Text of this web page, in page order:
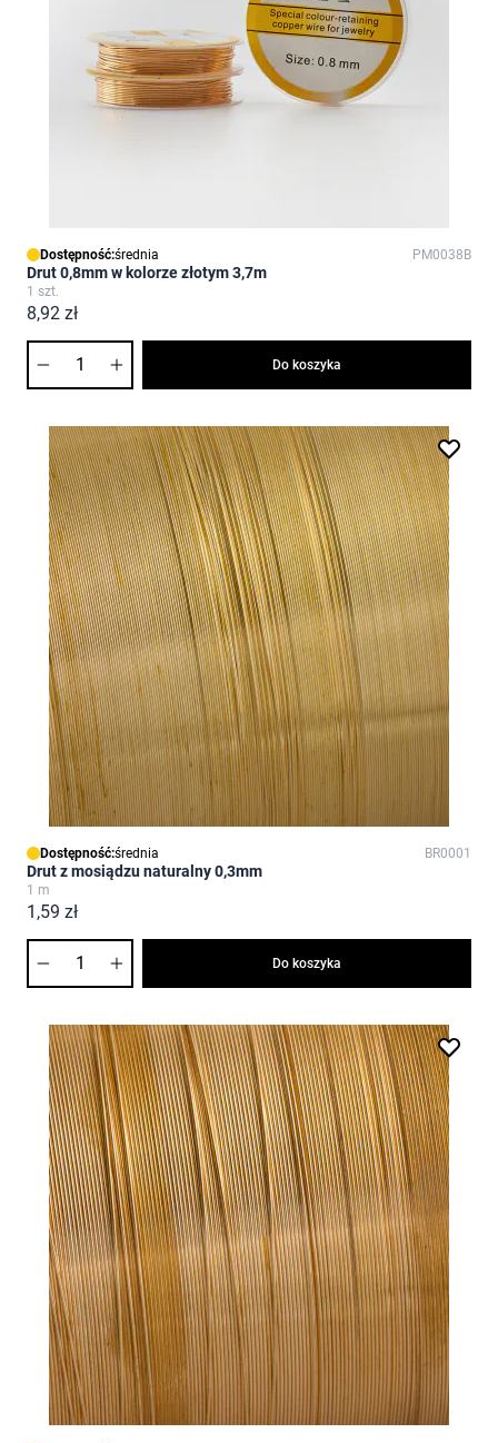
Dostępność:średnia PM0038B
Drut 0,8mm w kolorze złotym 3,7m
1 szt.
8,92 zł
Do koszyka
Dostępność:średnia BR0001
Drut z mosiądzu naturalny 0,3mm
1 m
1,59 zł
Do koszyka